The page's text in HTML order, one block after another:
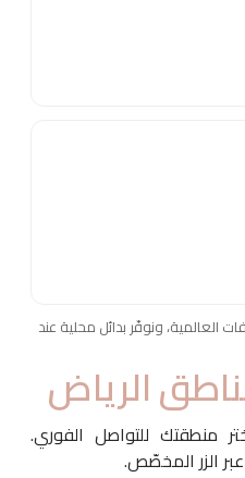
العالمية، ونوفّر بدائل محلية عند
الرياض
منطقتك للتواصل الفوري.
الزر المخصّص.